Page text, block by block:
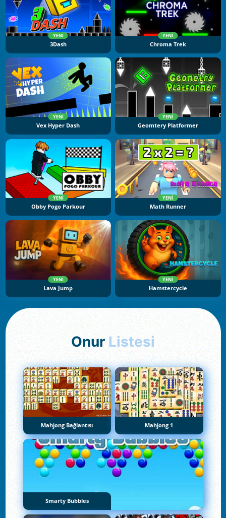
YENI
3Dash
YENI
Chroma Trek
YENI
Vex Hyper Dash
YENI
Geomtery Platformer
YENI
Obby Pogo Parkour
YENI
Math Runner
YENI
Lava Jump
YENI
Hamstercycle
Onur Listesi
Mahjong Bağlantısı Mahjong 1
Smarty Bubbles